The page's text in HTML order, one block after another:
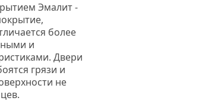
Эмалит -
более
и
Двери
грязи и
не